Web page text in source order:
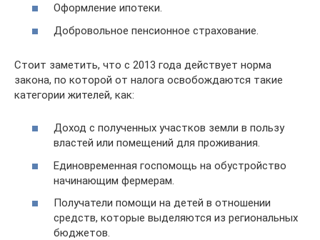
Оформление ипотеки.
Добровольное пенсионное страхование.
Стоит заметить, что с 2013 года действует норма
закона, по которой от налога освобождаются такие
категории жителей, как:
Доход с полученных участков земли в пользу
властей или помещений для проживания.
Единовременная госпомощь на обустройство
начинающим фермерам.
Получатели помощи на детей в отношении
средств, которые выделяются из региональных
бюджетов.